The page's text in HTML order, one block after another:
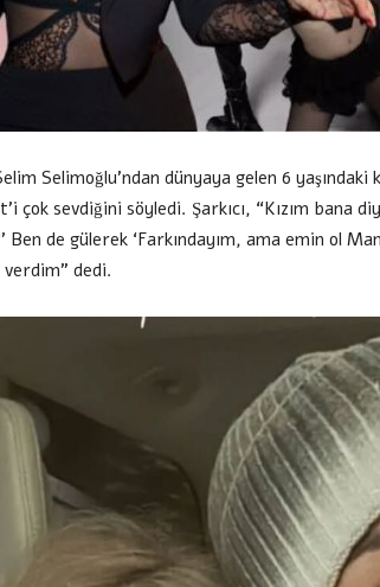
Selimoğlu’ndan dünyaya gelen 6 yaşındaki
çok sevdiğini söyledi. Şarkıcı, “Kızım bana
Ben de gülerek ‘Farkındayım, ama emin
verdim” dedi.